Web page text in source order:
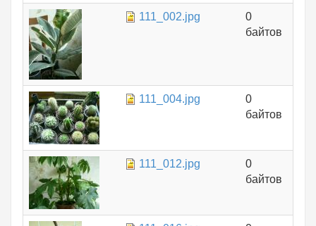
111_002.jpg
0
байтов
111_004.jpg
0
байтов
111_012.jpg
0
байтов